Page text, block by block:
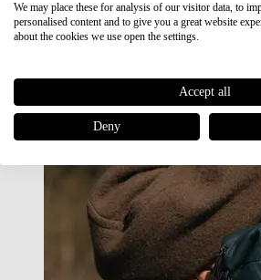
We may place these for analysis of our visitor data, to
personalised content and to give you a great website
about the cookies we use open the settings.
Accept all
Deny